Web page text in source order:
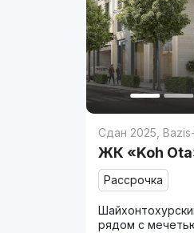
Сдан 2025
ЖК «Koh
Рассрочка
рядом с